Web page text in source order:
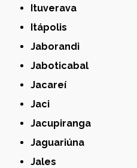
Ituverava
Itápolis
Jaborandi
Jaboticabal
Jacareí
Jaci
Jacupiranga
Jaguariúna
Jales